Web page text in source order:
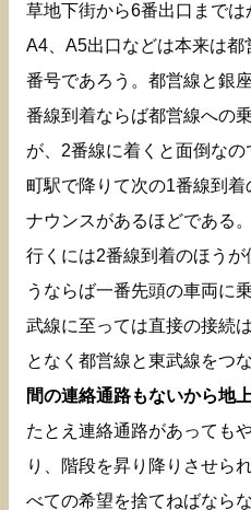
草地下街から6番出口までは
A4、A5出口などは本来は都
番号であろう。都営線と銀
番線到着ならば都営線への
が、2番線に着くと面倒な
町駅で降りて次の1番線到
ナウンスがあるほどである
行くには2番線到着のほう
うならば一番先頭の車両に
武線に至っては直接の接続
となく都営線と東武線をつ
間の連絡通路もないから地
たとえ連絡通路があっても
り、階段を昇り降りさせら
べての希望を捨てねばなら